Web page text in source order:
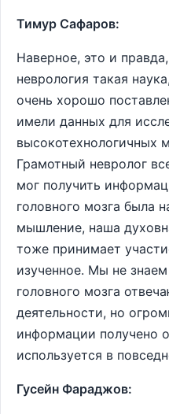
Тимур Сафаров:
Наверное, это и
неврология такая
очень хорошо
имели данных для
высокотехнологичных
Грамотный невролог
мог получить
головного мозга была
мышление, наша
тоже принимает
изученное. Мы не
головного мозга
деятельности, но
информации получено
используется в
Гусейн Фараджов: